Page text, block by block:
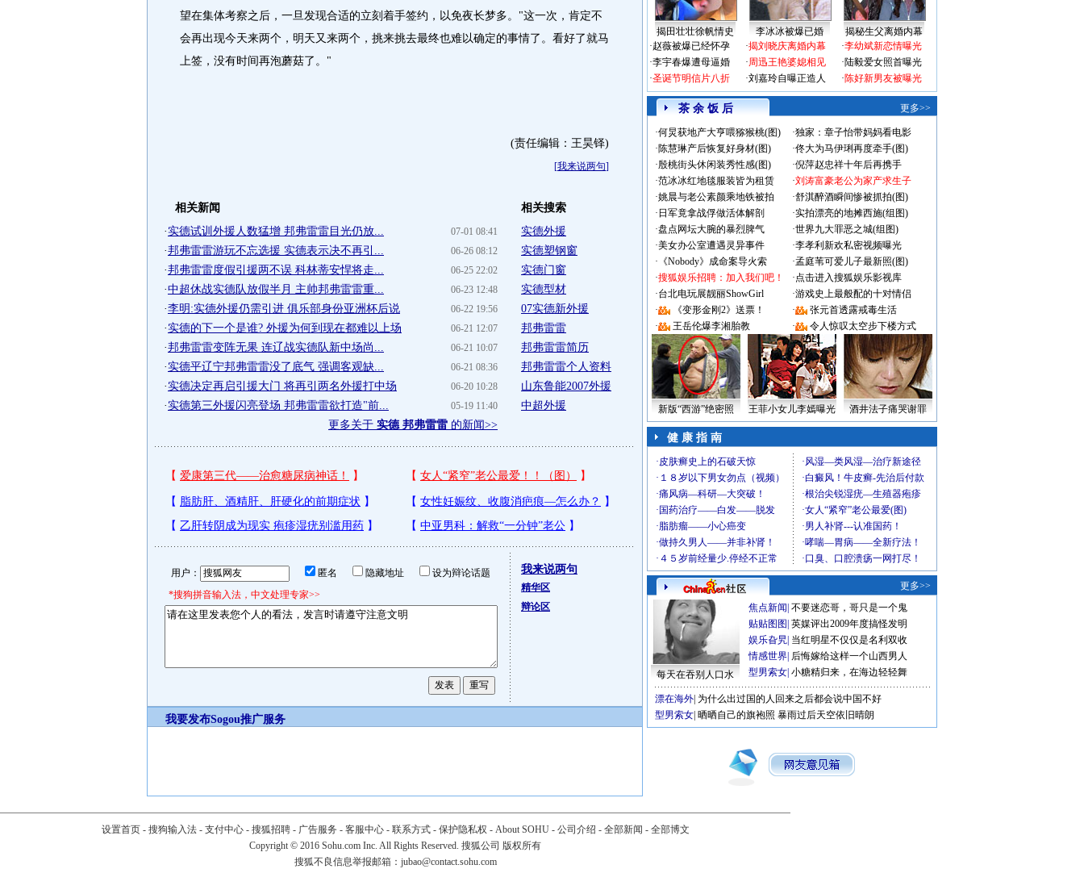
望在集体考察之后，一旦发现合适的立刻着手签约，以免夜长梦多。"这一次，肯定不
会再出现今天来两个，明天又来两个，挑来挑去最终也难以确定的事情了。看好了就马
上签，没有时间再泡蘑菇了。"
(责任编辑：王昊铎)
[我来说两句]
相关新闻
07-01 08:41
·实德试训外援人数猛增 邦弗雷雷目光仍放...
06-26 08:12
·邦弗雷雷游玩不忘选援 实德表示决不再引...
06-25 22:02
·邦弗雷雷度假引援两不误 科林蒂安悍将走...
06-23 12:48
·中超休战实德队放假半月 主帅邦弗雷雷重...
06-22 19:56
·李明:实德外援仍需引进 俱乐部身份亚洲杯后说
06-21 12:07
·实德的下一个是谁? 外援为何到现在都难以上场
06-21 10:07
·邦弗雷雷变阵无果 连辽战实德队新中场尚...
06-21 08:36
·实德平辽宁邦弗雷雷没了底气 强调客观缺...
06-20 10:28
·实德决定再启引援大门 将再引两名外援打中场
05-19 11:40
·实德第三外援闪亮登场 邦弗雷雷欲打造"前...
更多关于 实德 邦弗雷雷 的新闻>>
相关搜索
实德外援
实德塑钢窗
实德门窗
实德型材
07实德新外援
邦弗雷雷
邦弗雷雷简历
邦弗雷雷个人资料
山东鲁能2007外援
中超外援
用户： 匿名 隐藏地址
设为辩论话题
*搜狗拼音输入法，中文处理专家>>
我来说两句
精华区
辩论区
我要发布Sogou推广服务
揭田壮壮徐帆情史 李冰冰被爆已婚
揭秘生父离婚内幕
·赵薇被爆已经怀孕
·李宇春爆遭母逼婚
·圣诞节明信片八折
·揭刘晓庆离婚内幕
·周迅王艳婆媳相见
·刘嘉玲自曝正造人
·李幼斌新恋情曝光
·陆毅爱女照首曝光
·陈好新男友被曝光
茶 余 饭 后 更多>>
·何炅获地产大亨喂猕猴桃(图) ·独家：章子怡带妈妈看电影
·陈慧琳产后恢复好身材(图) ·佟大为马伊琍再度牵手(图)
·殷桃街头休闲装秀性感(图) ·倪萍赵忠祥十年后再携手
·范冰冰红地毯服装皆为租赁 ·刘涛富豪老公为家产求生子
·姚晨与老公素颜乘地铁被拍 ·舒淇醉酒瞬间惨被抓拍(图)
· 日军竟拿战俘做活体解剖 ·实拍漂亮的地摊西施(组图)
·盘点网坛大腕的暴烈脾气 ·世界九大罪恶之城(组图)
·美女办公室遭遇灵异事件 ·李孝利新欢私密视频曝光
· 《Nobody》成命案导火索 ·孟庭苇可爱儿子最新照(图)
·搜狐娱乐招聘：加入我们吧！ ·点击进入搜狐娱乐影视库
·台北电玩展靓丽ShowGirl ·游戏史上最般配的十对情侣
·
《变形金刚2》送票！ ·
张元首透露戒毒生活
·
王岳伦爆李湘胎教 · 令人惊叹太空步下楼方式
新版“西游”绝密照 王菲小女儿李嫣曝光 酒井法子痛哭谢罪
健 康 指 南
更多>>
每天在吞别人口水
焦点新闻 不要迷恋哥，哥只是一个鬼
贴贴图图 英媒评出2009年度搞怪发明
娱乐旮旯 当红明星不仅仅是名利双收
情感世界 后悔嫁给这样一个山西男人
型男索女 小糖精归来，在海边轻轻舞
漂在海外 为什么出过国的人回来之后都会说中国不好
型男索女 晒晒自己的旗袍照 暴雨过后天空依旧晴朗
设置首页- 搜狗输入法- 支付中心- 搜狐招聘- 广告服务 - 客服中心- 联系方式- 保护隐私权 - About SOHU- 公司介绍 - 全部新闻 - 全部博文
Copyright © 2016 Sohu.com Inc. All Rights Reserved. 搜狐公司 版权所有
搜狐不良信息举报邮箱： jubao@contact.sohu.com